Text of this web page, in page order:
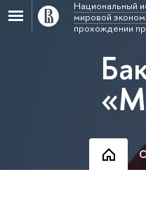
Национальный
мировой
прохождении